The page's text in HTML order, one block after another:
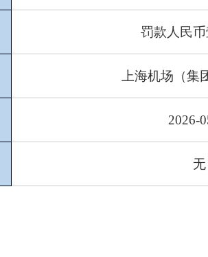
罚款人民币
上海机场（集
2026-
无